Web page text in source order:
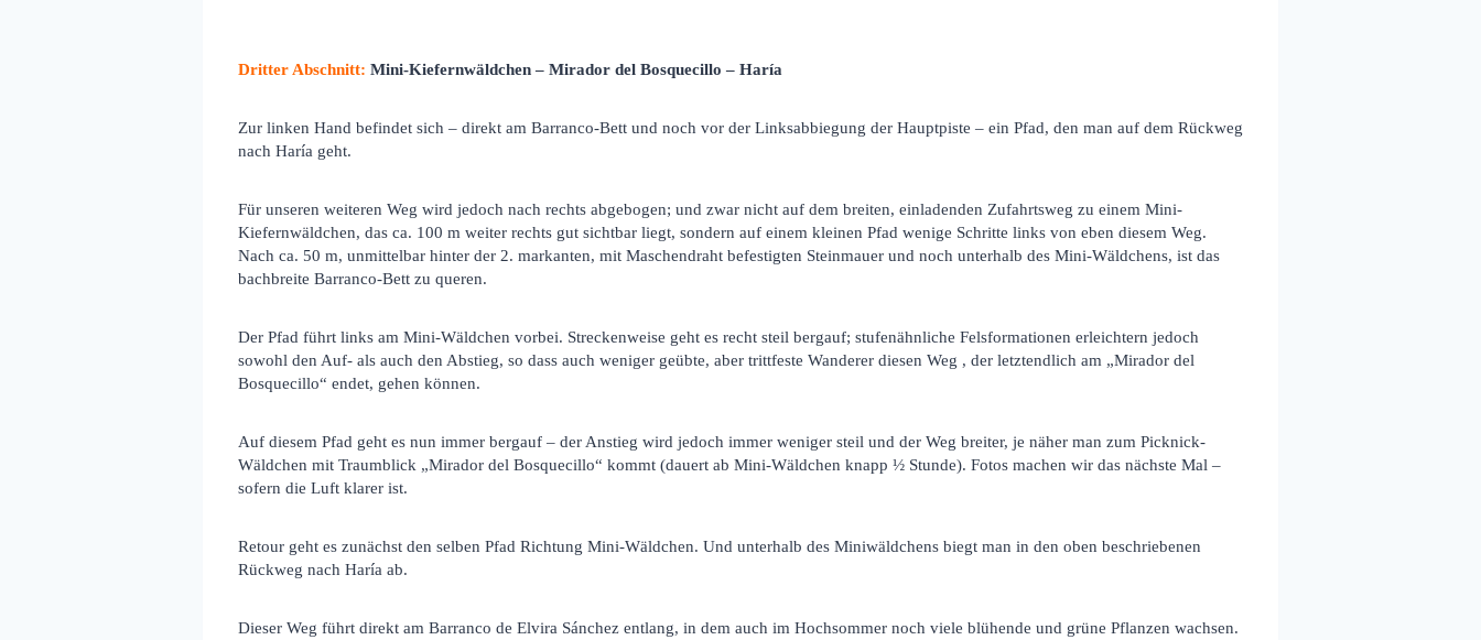
Dritter Abschnitt: Mini-Kiefernwäldchen – Mirador del Bosquecillo – Haría
Zur linken Hand befindet sich – direkt am Barranco-Bett und noch vor der Linksabbiegung der Hauptpiste – ein Pfad, den man auf dem Rückweg
nach Haría geht.
Für unseren weiteren Weg wird jedoch nach rechts abgebogen; und zwar nicht auf dem breiten, einladenden Zufahrtsweg zu einem Mini-
Kiefernwäldchen, das ca. 100 m weiter rechts gut sichtbar liegt, sondern auf einem kleinen Pfad wenige Schritte links von eben diesem Weg.
Nach ca. 50 m, unmittelbar hinter der 2. markanten, mit Maschendraht befestigten Steinmauer und noch unterhalb des Mini-Wäldchens, ist das
bachbreite Barranco-Bett zu queren.
Der Pfad führt links am Mini-Wäldchen vorbei. Streckenweise geht es recht steil bergauf; stufenähnliche Felsformationen erleichtern jedoch
sowohl den Auf- als auch den Abstieg, so dass auch weniger geübte, aber trittfeste Wanderer diesen Weg , der letztendlich am „Mirador del
Bosquecillo“ endet, gehen können.
Auf diesem Pfad geht es nun immer bergauf – der Anstieg wird jedoch immer weniger steil und der Weg breiter, je näher man zum Picknick-
Wäldchen mit Traumblick „Mirador del Bosquecillo“ kommt (dauert ab Mini-Wäldchen knapp ½ Stunde). Fotos machen wir das nächste Mal –
sofern die Luft klarer ist.
Retour geht es zunächst den selben Pfad Richtung Mini-Wäldchen. Und unterhalb des Miniwäldchens biegt man in den oben beschriebenen
Rückweg nach Haría ab.
Dieser Weg führt direkt am Barranco de Elvira Sánchez entlang, in dem auch im Hochsommer noch viele blühende und grüne Pflanzen wachsen.